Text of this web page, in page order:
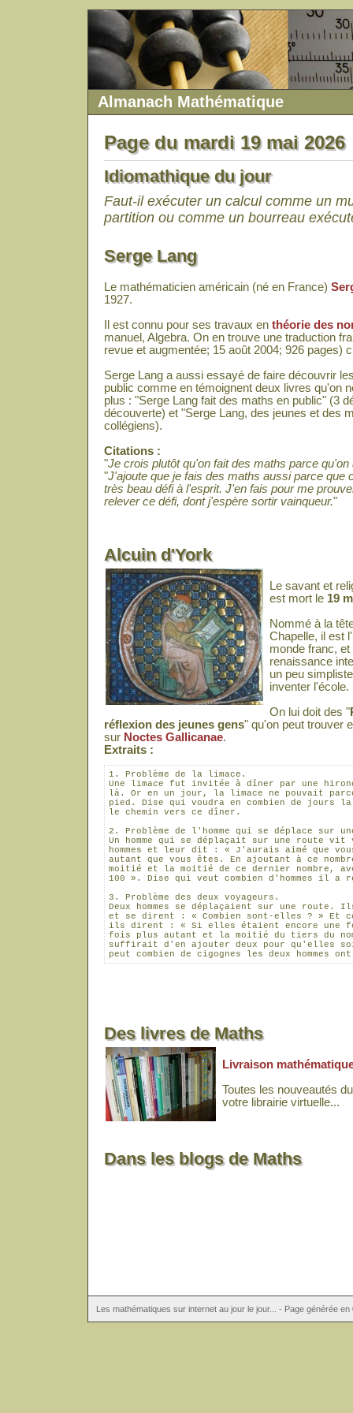
Almanach Mathématique
Page du mardi 19 mai 2026
Idiomathique du jour
Faut-il exécuter un calcul comme un
partition ou comme un bourreau
Serge Lang
Le mathématicien américain (né en France)
1927.
Il est connu pour ses travaux en théorie des
manuel, Algebra. On en trouve une traduction
revue et augmentée; 15 août 2004; 926 pages)
Serge Lang a aussi essayé de faire découvrir
public comme en témoignent deux livres qu'on
plus : "Serge Lang fait des maths en public" (3
découverte) et "Serge Lang, des jeunes et des
collégiens).
Citations :
"Je crois plutôt qu'on fait des maths parce qu'on
"J'ajoute que je fais des maths aussi parce que
très beau défi à l'esprit. J'en fais pour me
relever ce défi, dont j'espère sortir vainqueur."
Alcuin d'York
Le savant et
est mort le 19
Nommé à la
Chapelle, il est
monde franc,
renaissance
un peu
inventer l'école.
On lui doit des "
réflexion des jeunes gens" qu'on peut trouver
sur Noctes Gallicanae.
Extraits :
1. Problème de la limace.
Une limace fut invitée à dîner par une
là. Or en un jour, la limace ne pouvait
pied. Dise qui voudra en combien de jours
le chemin vers ce dîner.
2. Problème de l'homme qui se déplace sur
Un homme qui se déplaçait sur une route
hommes et leur dit : « J'aurais aimé que
autant que vous êtes. En ajoutant à ce
moitié et la moitié de ce dernier nombre,
100 ». Dise qui veut combien d'hommes il a
3. Problème des deux voyageurs.
Deux hommes se déplaçaient sur une route.
et se dirent : « Combien sont-elles ? » Et
ils dirent : « Si elles étaient encore une
fois plus autant et la moitié du tiers du
suffirait d'en ajouter deux pour qu'elles
Des livres de Maths
Livraison
Toutes les nouveautés
votre librairie virtuelle...
Dans les blogs de Maths
Les mathématiques sur internet au jour le jour... - Page générée